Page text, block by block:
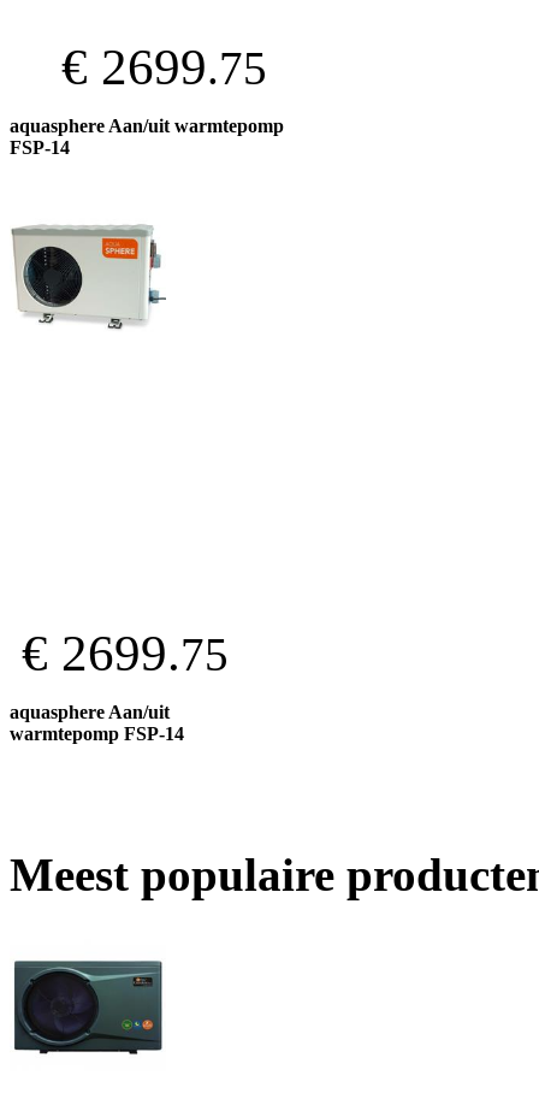
€ 2699.75
aquasphere Aan/uit warmtepomp
FSP-14
€ 2699.75
aquasphere Aan/uit
warmtepomp FSP-14
Meest populaire